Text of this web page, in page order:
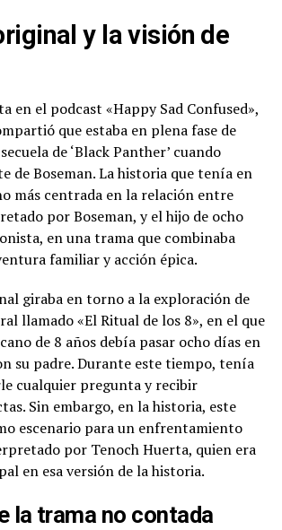
y la visión de
en el podcast «Happy Sad Confused»,
que estaba en plena fase de
de ‘Black Panther’ cuando
de Boseman. La historia que tenía en
más centrada en la relación entre
por Boseman, y el hijo de ocho
en una trama que combinaba
familiar y acción épica.
giraba en torno a la exploración de
llamado «El Ritual de los 8», en el que
de 8 años debía pasar ocho días en
su padre. Durante este tiempo, tenía
cualquier pregunta y recibir
Sin embargo, en la historia, este
escenario para un enfrentamiento
por Tenoch Huerta, quien era
en esa versión de la historia.
la trama no contada